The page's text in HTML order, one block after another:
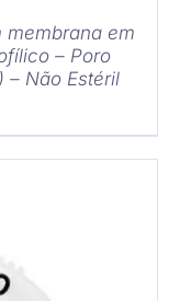
membrana em
– Poro
– Não Estéril